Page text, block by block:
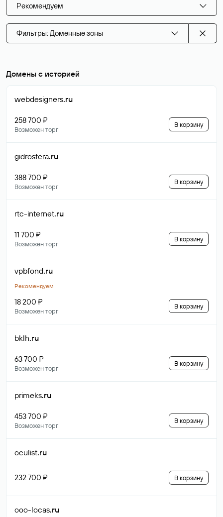
Рекомендуем
Фильтры: Доменные зоны
Домены с историей
webdesigners.ru
258 700 ₽
Возможен торг
В корзину
gidrosfera.ru
388 700 ₽
Возможен торг
В корзину
rtc-internet.ru
11 700 ₽
Возможен торг
В корзину
vpbfond.ru
Рекомендуем
18 200 ₽
Возможен торг
В корзину
bklh.ru
63 700 ₽
Возможен торг
В корзину
primeks.ru
453 700 ₽
Возможен торг
В корзину
oculist.ru
232 700 ₽ В корзину
ooo-locas.ru